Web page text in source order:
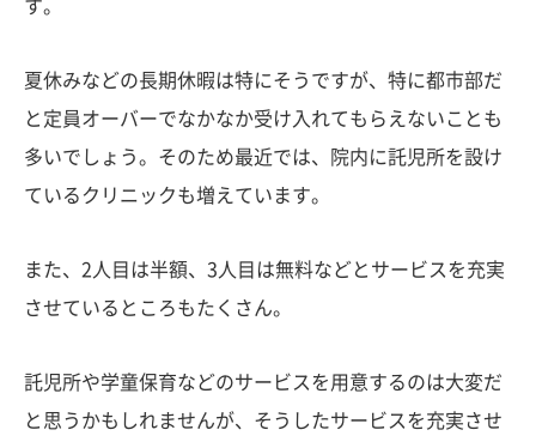
す。
夏休みなどの長期休暇は特にそうですが、特に都市部だ
と定員オーバーでなかなか受け入れてもらえないことも
多いでしょう。そのため最近では、院内に託児所を設け
ているクリニックも増えています。
また、2人目は半額、3人目は無料などとサービスを充実
させているところもたくさん。
託児所や学童保育などのサービスを用意するのは大変だ
と思うかもしれませんが、そうしたサービスを充実させ